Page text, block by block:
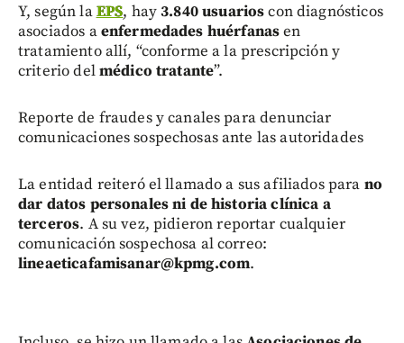
Y, según laEPS, hay3.840 usuarioscon diagnósticos
asociados aenfermedades huérfanasen
tratamiento allí, “conforme a la prescripción y
criterio delmédico tratante”.
Reporte de fraudes y canales para denunciar
comunicaciones sospechosas ante las autoridades
La entidad reiteró el llamado a sus afiliados para no
dar datos personales ni de historia clínica a
terceros. A su vez, pidieron reportar cualquier
comunicación sospechosa al correo:
lineaeticafamisanar@kpmg.com.